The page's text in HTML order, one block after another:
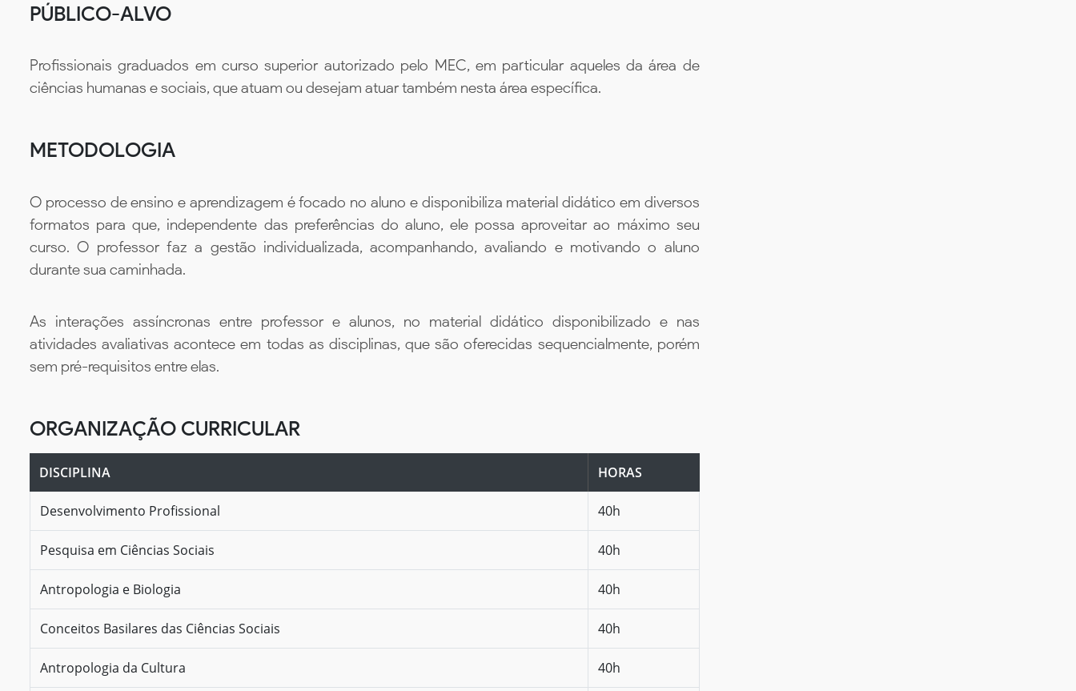
PÚBLICO-ALVO
Profissionais graduados em curso superior autorizado pelo MEC, em particular aqueles da área de
ciências humanas e sociais, que atuam ou desejam atuar também nesta área específica.
METODOLOGIA
O processo de ensino e aprendizagem é focado no aluno e disponibiliza material didático em diversos
formatos para que, independente das preferências do aluno, ele possa aproveitar ao máximo seu
curso. O professor faz a gestão individualizada, acompanhando, avaliando e motivando o aluno
durante sua caminhada.
As interações assíncronas entre professor e alunos, no material didático disponibilizado e nas
atividades avaliativas acontece em todas as disciplinas, que são oferecidas sequencialmente, porém
sem pré-requisitos entre elas.
ORGANIZAÇÃO CURRICULAR
DISCIPLINA HORAS
Desenvolvimento Profissional 40h
Pesquisa em Ciências Sociais 40h
Antropologia e Biologia 40h
Conceitos Basilares das Ciências Sociais 40h
Antropologia da Cultura 40h